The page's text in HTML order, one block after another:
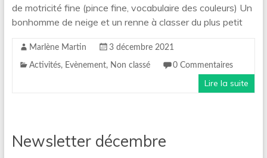
de motricité fine (pince fine, vocabulaire des couleurs) Un
bonhomme de neige et un renne à classer du plus petit
Marlène Martin 3 décembre 2021
Activités, Evènement, Non classé 0 Commentaires
Lire la suite
Newsletter décembre